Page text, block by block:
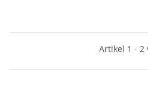
Artikel 1 - 2